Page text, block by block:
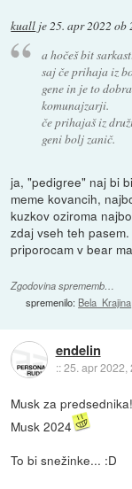
kuall je 25. apr 2022 ob
a hočeš bit
saj če prihaja iz
gene in je to
komunajzarji.
če prihajaš iz
geni bolj zanič.
ja, "pedigree" naj bi
meme kovancih,
kuzkov oziroma
zdaj vseh teh
priporocam v bear
Zgodovina sprememb…
spremenilo: Bela_Krajina
endelin
::25. apr 2022,
Musk za predsednika!
Musk 2024
To bi snežinke... :D